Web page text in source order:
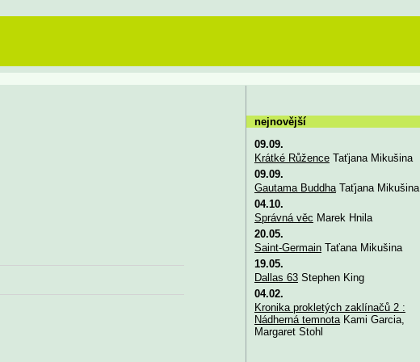
nejnovější
09.09.
Krátké RůženceTaťjana Mikušina
09.09.
Gautama BuddhaTaťjana Mikušina
04.10.
Správná věc Marek Hnila
20.05.
Saint-GermainTaťana Mikušina
19.05.
Dallas 63Stephen King
04.02.
Kronika prokletých zaklínačů 2 :
Nádherná temnotaKami Garcia,
Margaret Stohl